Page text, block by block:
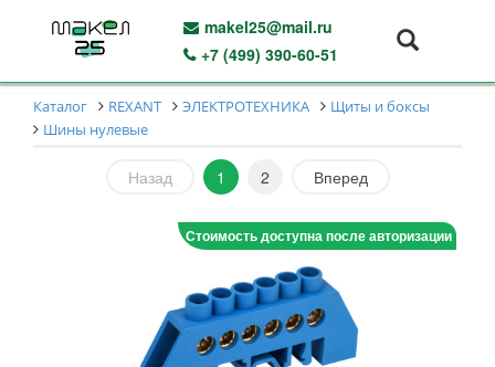
makel25@mail.ru
+7 (499) 390-60-51
Каталог REXANT ЭЛЕКТРОТЕХНИКА
Щиты и боксы
Шины нулевые
Назад 1 2 Вперед
Стоимость доступна после авторизации